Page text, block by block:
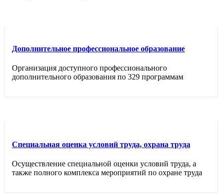
Дополнительное профессиональное образование
Организация доступного профессионального
дополнительного образования по 329 программам
Специальная оценка условий труда, охрана труда
Осуществление специальной оценки условий труда, а
также полного комплекса мероприятий по охране труда